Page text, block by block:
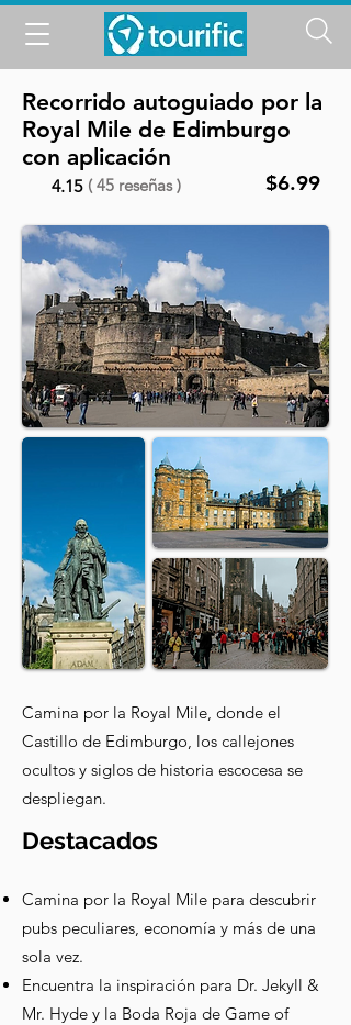
Recorrido autoguiado por la
Royal Mile de Edimburgo
con aplicación
4.15 ( 45 reseñas ) $6.99
Camina por la Royal Mile, donde el
Castillo de Edimburgo, los callejones
ocultos y siglos de historia escocesa se
despliegan.
Destacados
Camina por la Royal Mile para descubrir
pubs peculiares, economía y más de una
sola vez.
Encuentra la inspiración para Dr. Jekyll &
Mr. Hyde y la Boda Roja de Game of